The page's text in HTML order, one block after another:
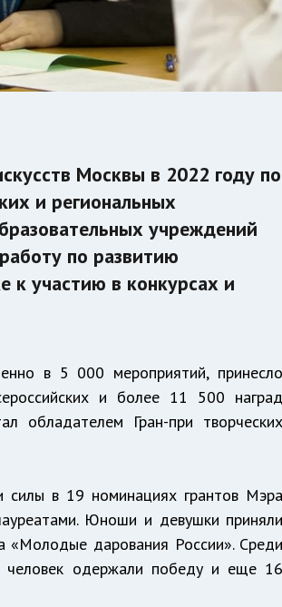
Москвы в 2022 году по
и региональных
учреждений
по развитию
к участию в конкурсах и
в 5 000 мероприятий, принесло
и более 11 500 наград
обладателем Гран-при творческих
силы в 19 номинациях грантов Мэра
Юноши и девушки приняли
«Молодые дарования России». Среди
человек одержали победу и еще 16